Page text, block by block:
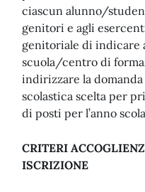
ciascun alunno/
genitori e agli
genitoriale di indicare
scuola/centro di
indirizzare la
scolastica scelta per
di posti per l’anno
CRITERI
ISCRIZIONE